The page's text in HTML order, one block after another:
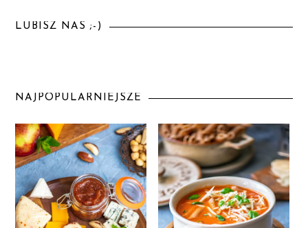
LUBISZ NAS ;-)
NAJPOPULARNIEJSZE